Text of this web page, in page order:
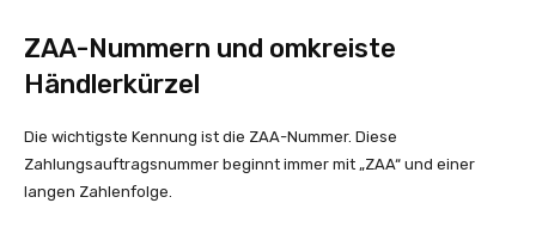
ZAA-Nummern und omkreiste
Händlerkürzel
Die wichtigste Kennung ist die ZAA-Nummer. Diese
Zahlungsauftragsnummer beginnt immer mit „ZAA“ und einer
langen Zahlenfolge.